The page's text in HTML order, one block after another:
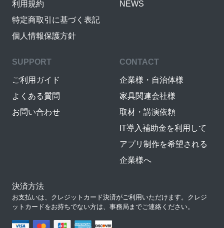
利用規約
特定商取引に基づく表記
個人情報保護方針
NEWS
SUPPORT
ご利用ガイド
よくある質問
お問い合わせ
CONTACT
企業様・自治体様
家具関連会社様
取材・講演依頼
IT導入補助金を利用して
アプリ制作を希望される
企業様へ
決済方法
お支払いは、クレジットカード決済がご利用いただけます。クレジ
ットカードをお持ちでない方は、事務局までご連絡ください。